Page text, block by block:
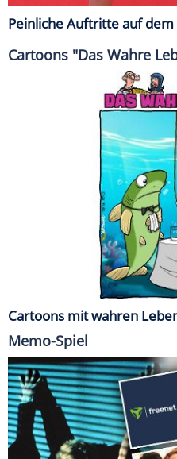
Peinliche Auftritte auf
Cartoons "Das Wahre
Cartoons mit wahren
Memo-Spiel